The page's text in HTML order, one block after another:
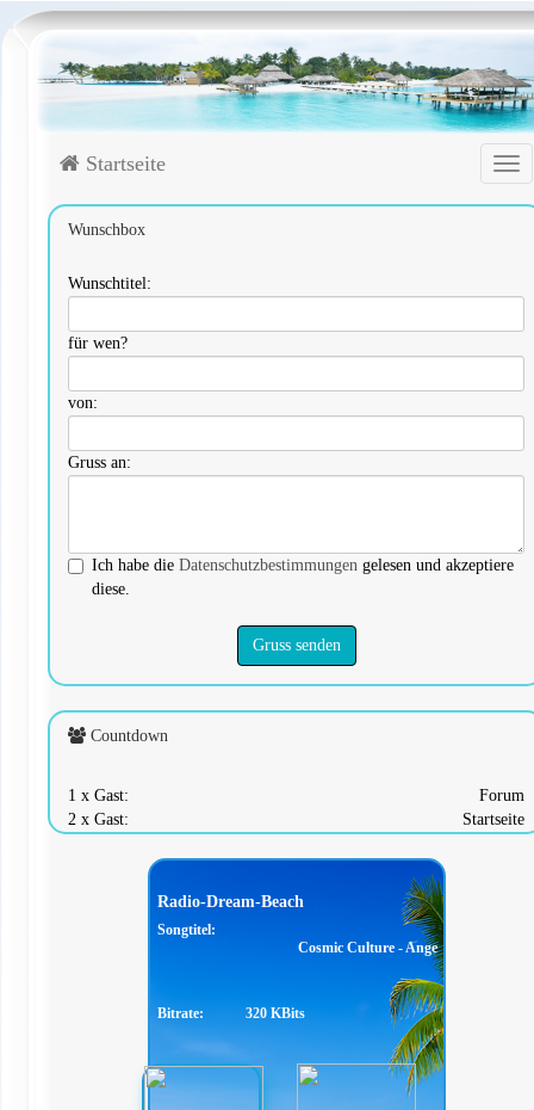
Startseite
Wunschbox
Wunschtitel:
für wen?
von:
Gruss an:
Ich habe die Datenschutzbestimmungen gelesen und akzeptiere
diese.
Gruss senden
Countdown
1 x Gast:
Forum
2 x Gast:
Startseite
Radio-Dream-Beach
Songtitel:
Cosmic Culture - Angelic Dreams
Bitrate: 320 KBits